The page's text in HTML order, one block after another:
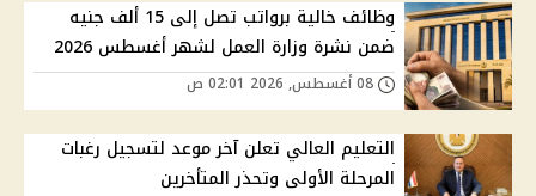
وظائف خالية برواتب تصل إلى 15 ألف جنيه
ضمن نشرة وزارة العمل لشهر أغسطس 2026
التعليم العالي تعلن آخر موعد لتسجيل رغبات
المرحلة الأولى وتحذر المتأخرين